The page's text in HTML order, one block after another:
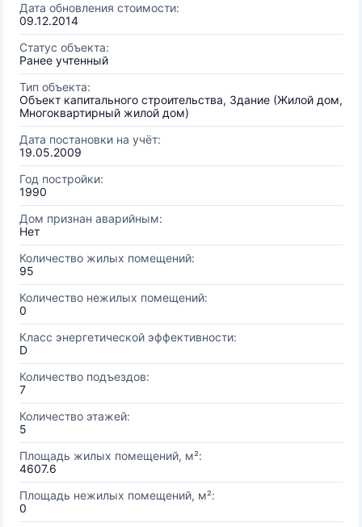
Дата обновления стоимости:
09.12.2014
Статус объекта:
Ранее учтенный
Тип объекта:
Объект капитального строительства, Здание (Жилой дом,
Многоквартирный жилой дом)
Дата постановки на учёт:
19.05.2009
Год постройки:
1990
Дом признан аварийным:
Нет
Количество жилых помещений:
95
Количество нежилых помещений:
0
Класс энергетической эффективности:
D
Количество подъездов:
7
Количество этажей:
5
Площадь жилых помещений, м²:
4607.6
Площадь нежилых помещений, м²:
0